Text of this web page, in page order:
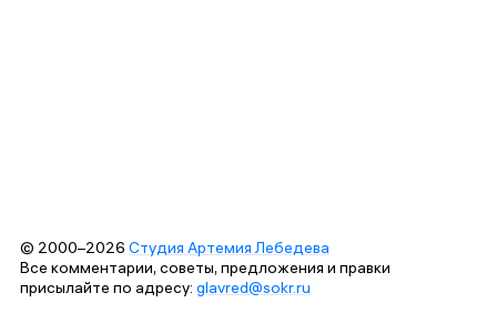
© 2000–2026 Студия Артемия Лебедева
Все комментарии, советы, предложения и правки
присылайте по адресу: glavred@sokr.ru